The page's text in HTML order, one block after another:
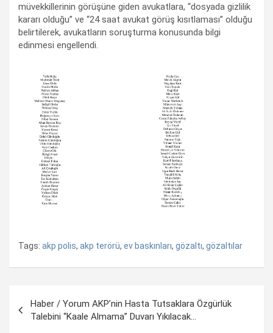
müvekkillerinin görüşüne giden avukatlara, “dosyada gizlilik
kararı olduğu” ve “24 saat avukat görüş kısıtlaması” olduğu
belirtilerek, avukatların soruşturma konusunda bilgi
edinmesi engellendi.
Tags: akp polis, akp terörü, ev baskınları, gözaltı, gözaltılar
dolaşımı
Haber / Yorum AKP’nin Hasta Tutsaklara Özgürlük
Talebini “Kaale Almama” Duvarı Yıkılacak…